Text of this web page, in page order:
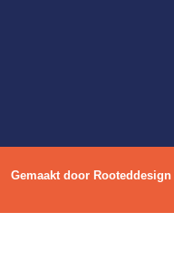
Gemaakt door Rooteddesign